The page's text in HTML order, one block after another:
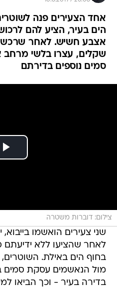
אחד הצעירים פנה
הים בעיר, הציע להם
אצבע חשיש. לאחר שרכשו
שקלים, עצרו בלשי מרחב
סמים נוספים בדירתם
צילום: דוברות משטרה
שני צעירים הואשמו
לאחר שהציעו ללא ידיעתם
בחוף הים באילת.
מול הנאשמים עסקת סמים
בדירה בעיר - וכך הביאו